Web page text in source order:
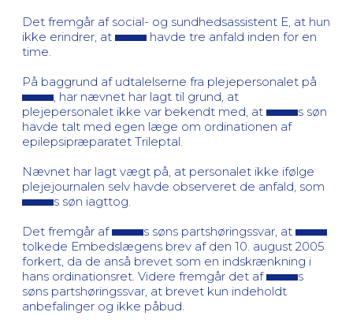
Det fremgår af social- og sundhedsassistent E, at hun
ikke erindrer, at
havde tre anfald inden for en
time.
På baggrund af udtalelserne fra plejepersonalet på
, har nævnet har lagt til grund, at
plejepersonalet ikke var bekendt med, at
s søn
havde talt med egen læge om ordinationen af
epilepsipræparatet Trileptal.
Nævnet har lagt vægt på, at personalet ikke ifølge
plejejournalen selv havde observeret de anfald, som
s søn iagttog.
Det fremgår af
s søns partshøringssvar, at
tolkede Embedslægens brev af den 10. august 2005
forkert, da de anså brevet som en indskrænkning i
hans ordinationsret. Videre fremgår det af
s
søns partshøringssvar, at brevet kun indeholdt
anbefalinger og ikke påbud.